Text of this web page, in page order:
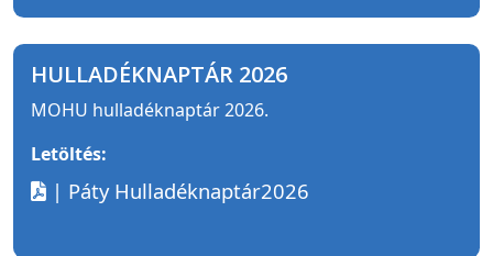
HULLADÉKNAPTÁR 2026
MOHU hulladéknaptár 2026.
Letöltés:
| Páty Hulladéknaptár2026